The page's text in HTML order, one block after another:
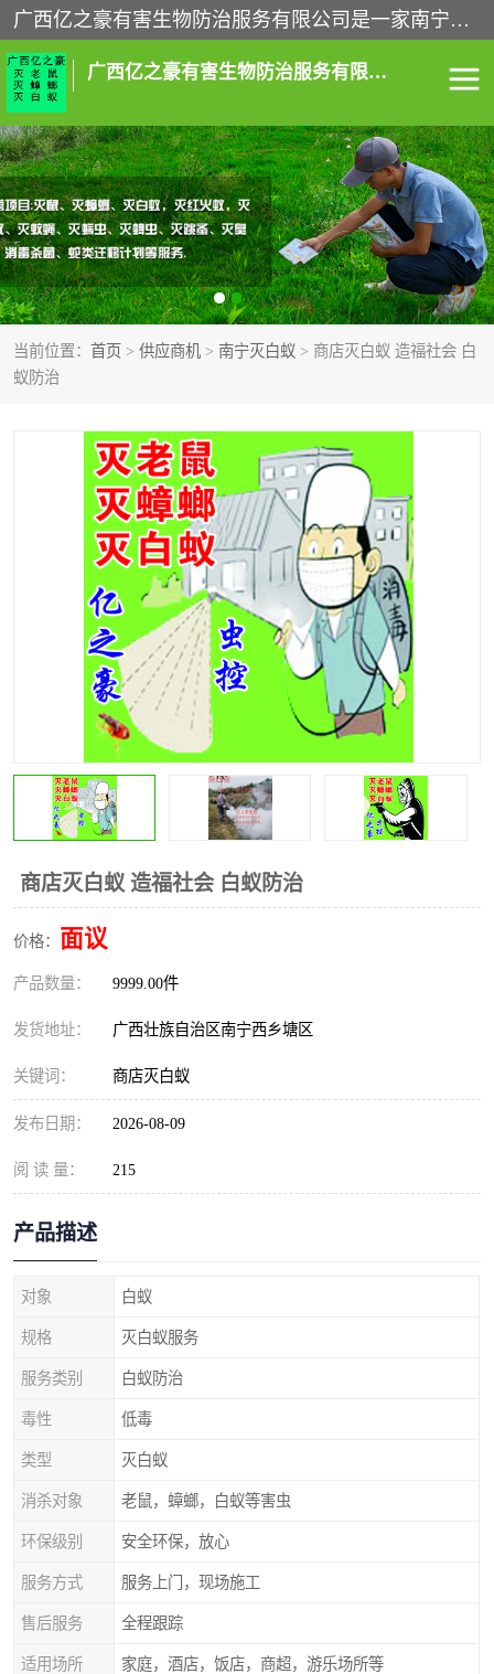
广西亿之豪有害生物防治服务有限公司是一家南宁灭鼠公司、灭蟑螂公司，南宁杀虫公司，南宁除虫公司，南宁灭跳蚤公司，南宁灭白蚁公司，南宁除四害公司,广西亿之豪有害生物防治服务有限公司专业灭蟑螂,除臭虫,其他害虫,服务上门,安全环保,售后保障,一次消杀，竭诚为您服务.
广西亿之豪有害生物防治服务有限公司
当前位置： 首页 > 供应商机 > 南宁灭白蚁 > 商店灭白蚁 造福社会 白
蚁防治
商店灭白蚁 造福社会 白蚁防治
价格： 面议
产品数量： 9999.00件
发货地址： 广西壮族自治区南宁西乡塘区
关键词： 商店灭白蚁
发布日期： 2026-08-09
阅 读 量： 215
产品描述
对象 白蚁
规格 灭白蚁服务
服务类别 白蚁防治
毒性 低毒
类型 灭白蚁
消杀对象 老鼠，蟑螂，白蚁等害虫
环保级别 安全环保，放心
服务方式 服务上门，现场施工
售后服务 全程跟踪
适用场所 家庭，酒店，饭店，商超，游乐场所等
南宁灭白蚁 南宁灭老鼠
南宁灭蟑螂 南宁杀虫
南宁除四害 南宁消杀
南宁除虫公司